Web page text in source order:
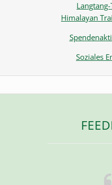
Himalayan
Soziales